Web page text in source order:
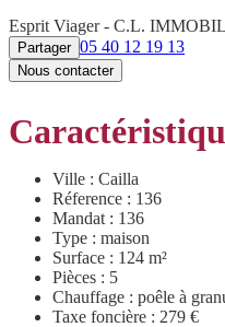
Esprit Viager - C.L.
Partager 05 40 12 19 13
Nous contacter
Ville : Cailla
Réference : 136
Mandat : 136
Type : maison
Surface : 124 m²
Pièces : 5
Chauffage : poêle à
Taxe foncière : 279 €